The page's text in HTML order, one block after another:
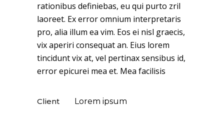
rationibus definiebas, eu qui purto zril
laoreet. Ex error omnium interpretaris
pro, alia illum ea vim. Eos ei nisl graecis,
vix aperiri consequat an. Eius lorem
tincidunt vix at, vel pertinax sensibus id,
error epicurei mea et. Mea facilisis
Client
Lorem ipsum